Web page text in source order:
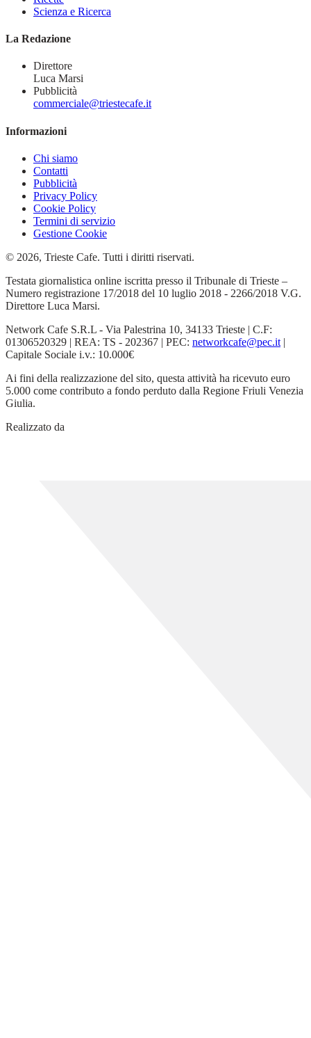
Scienza e Ricerca
La Redazione
Direttore
Luca Marsi
Pubblicità
commerciale@triestecafe.it
Informazioni
Chi siamo
Contatti
Pubblicità
Privacy Policy
Cookie Policy
Termini di servizio
Gestione Cookie
© 2026, Trieste Cafe. Tutti i diritti riservati.
Testata giornalistica online iscritta presso il Tribunale di Trieste –
Numero registrazione 17/2018 del 10 luglio 2018 - 2266/2018 V.G.
Direttore Luca Marsi.
Network Cafe S.R.L - Via Palestrina 10, 34133 Trieste | C.F:
01306520329 | REA: TS - 202367 | PEC: networkcafe@pec.it |
Capitale Sociale i.v.: 10.000€
Ai fini della realizzazione del sito, questa attività ha ricevuto euro
5.000 come contributo a fondo perduto dalla Regione Friuli Venezia
Giulia.
Realizzato da